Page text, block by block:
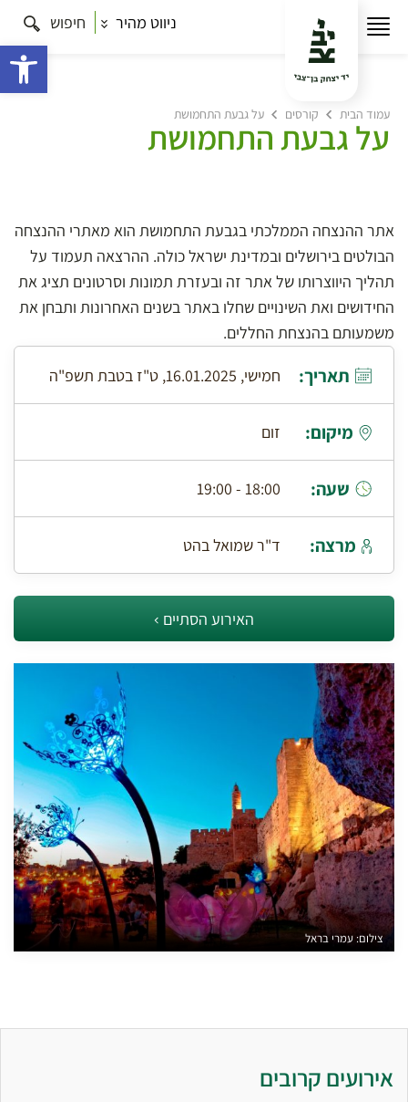
ניווט מהיר חיפוש
עמוד הבית קורסים על גבעת התחמושת
על גבעת התחמושת
אתר ההנצחה הממלכתי בגבעת התחמושת הוא מאתרי ההנצחה
הבולטים בירושלים ובמדינת ישראל כולה. ההרצאה תעמוד על
תהליך היווצרותו של אתר זה ובעזרת תמונות וסרטונים תציג את
החידושים ואת השינויים שחלו באתר בשנים האחרונות ותבחן את
משמעותם בהנצחת החללים.
תאריך: חמישי, 16.01.2025, ט"ז בטבת תשפ"ה
מיקום: זום
שעה: 18:00 - 19:00
מרצה: ד"ר שמואל בהט
האירוע הסתיים
צילום: עמרי בראל
אירועים קרובים